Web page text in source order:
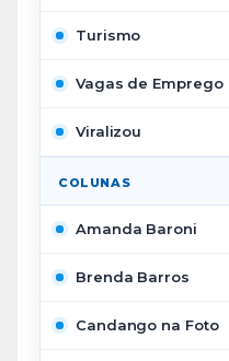
Turismo
Vagas de Emprego
Viralizou
COLUNAS
Amanda Baroni
Brenda Barros
Candango na Foto